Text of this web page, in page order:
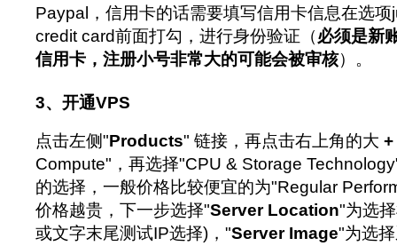
Paypal，信用卡的话需要填写信用卡信息在选
credit card前面打勾，进行身份验证（必须是新
信用卡，注册小号非常大的可能会被审核）。
3、开通VPS
点击左侧"Products" 链接，再点击右上角的大 +
Compute"，再选择"CPU & Storage
的选择，一般价格比较便宜的为"Regular
价格越贵，下一步选择"Server Location"为选
或文字末尾测试IP选择)，"Server Image"为选